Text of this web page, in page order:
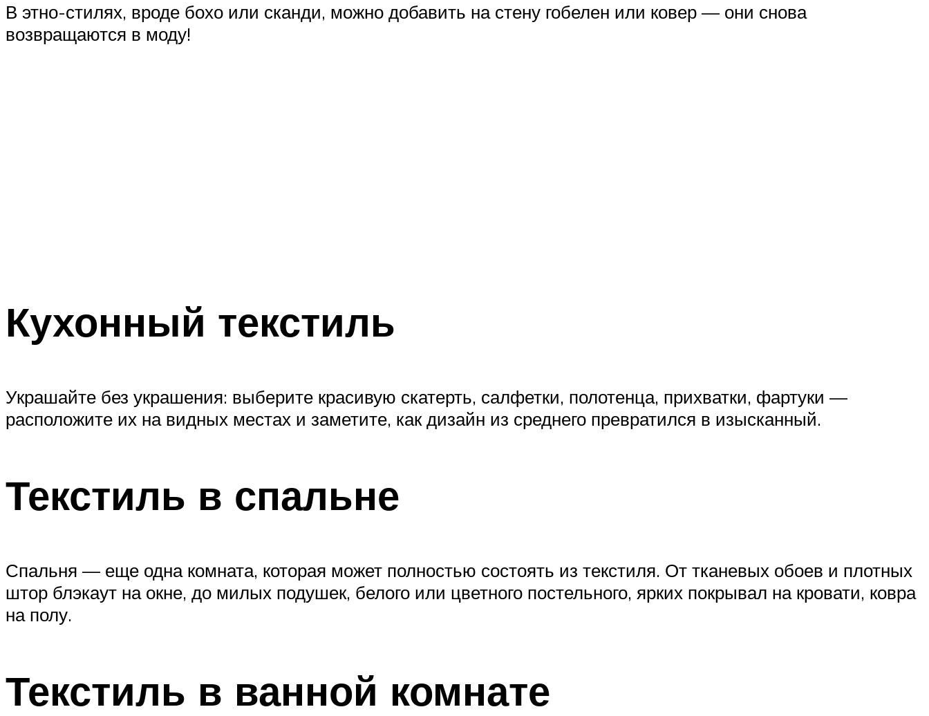
В этно-стилях, вроде бохо или сканди, можно добавить на стену гобелен или ковер — они снова
возвращаются в моду!
Кухонный текстиль
Украшайте без украшения: выберите красивую скатерть, салфетки, полотенца, прихватки, фартуки —
расположите их на видных местах и заметите, как дизайн из среднего превратился в изысканный.
Текстиль в спальне
Спальня — еще одна комната, которая может полностью состоять из текстиля. От тканевых обоев и плотных
штор блэкаут на окне, до милых подушек, белого или цветного постельного, ярких покрывал на кровати, ковра
на полу.
Текстиль в ванной комнате